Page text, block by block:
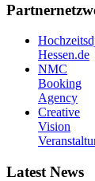
Hessen.de
NMC
Booking
Agency
Creative
Vision
Latest News